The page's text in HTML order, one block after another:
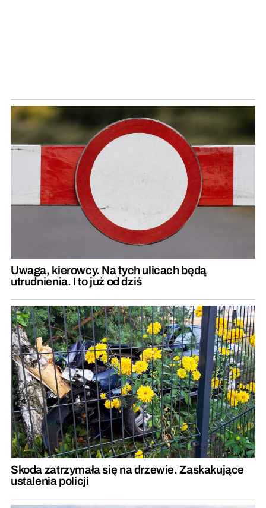
Uwaga, kierowcy. Na tych ulicach będą
utrudnienia. I to już od dziś
Skoda zatrzymała się na drzewie. Zaskakujące
ustalenia policji